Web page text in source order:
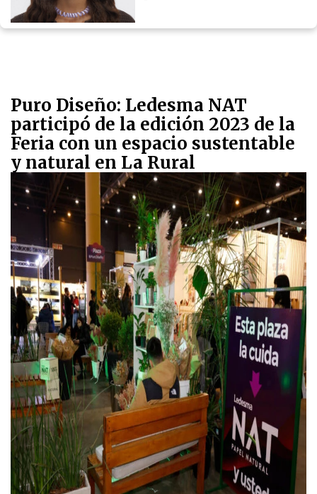
Puro Diseño: Ledesma NAT
participó de la edición 2023 de la
Feria con un espacio sustentable
y natural en La Rural